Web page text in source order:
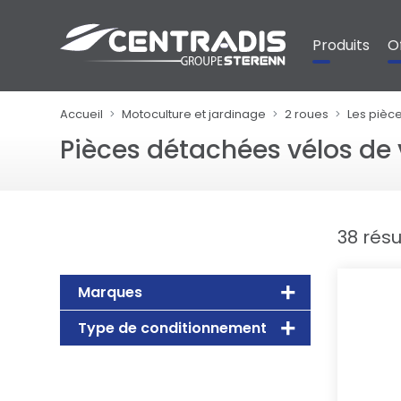
Produits
Accueil Motoculture et jardinage 2 roues Les
Pièces détachées vélos de
Marques
Type de conditionnement
38